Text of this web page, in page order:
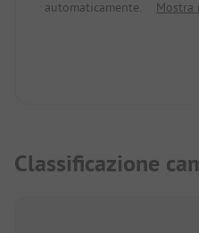
I servizi igienici
automaticamente.
Mostra
Classificazione